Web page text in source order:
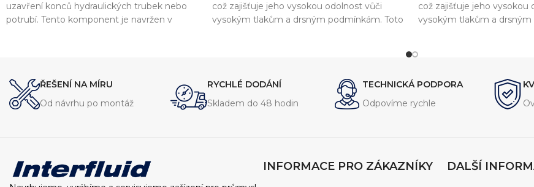
uzavření konců hydraulických trubek nebo
potrubí. Tento komponent je navržen v
což zajišťuje jeho vysokou odolnost vůči
vysokým tlakům a drsným podmínkám. Toto
což zajišťuje jeho vysokou
vysokým tlakům a
ŘEŠENÍ NA MÍRU
Od návrhu po montáž
RYCHLÉ DODÁNÍ
Skladem do 48 hodin
TECHNICKÁ PODPORA
Odpovíme rychle
INFORMACE PRO ZÁKAZNÍKY DALŠÍ